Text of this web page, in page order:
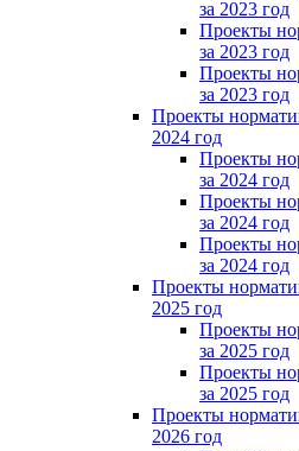
за 2023 год
Проекты
за 2023 год
Проекты
за 2023 год
Проекты
2024 год
Проекты
за 2024 год
Проекты
за 2024 год
Проекты
за 2024 год
Проекты
2025 год
Проекты
за 2025 год
Проекты
за 2025 год
Проекты
2026 год